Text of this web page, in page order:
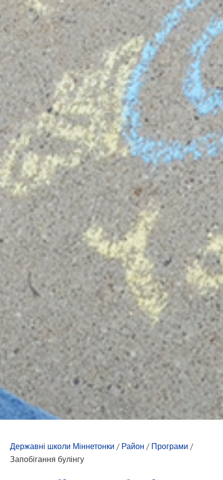
Державні школи Міннетонки / Район / Програми /
Запобігання булінгу